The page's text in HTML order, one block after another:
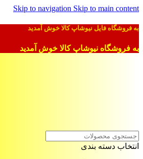
Skip to navigation Skip to main content
به فروشگاه فایل نیوشاپ کالا خوش آمدید
به فروشگاه نیوشاپ کالا خوش آمدید
انتخاب دسته بندی